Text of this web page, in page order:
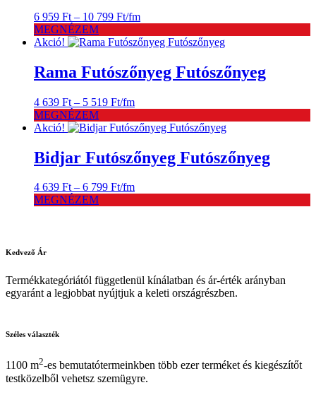
6 959 Ft – 10 799 FtÁrtartomány:
959 Ft
10
799 Ft
/fm
MEGNÉZEM
Akció!
Rama Futószőnyeg Futószőnyeg
4 639 Ft – 5 519 FtÁrtartomány:
639 Ft
519 Ft
/fm
MEGNÉZEM
Akció!
Bidjar Futószőnyeg Futószőnyeg
4 639 Ft – 6 799 FtÁrtartomány:
/fm
MEGNÉZEM
Kedvező Ár
Termékkategóriától függetlenül kínálatban és ár-érték arányban
egyaránt a legjobbat nyújtjuk a keleti országrészben.
Széles választék
1100 m2-es bemutatótermeinkben több ezer terméket és kiegészítőt
testközelből vehetsz szemügyre.